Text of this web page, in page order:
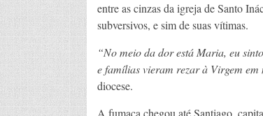
entre as cinzas da igreja de Santo
subversivos, e sim de suas vítimas.
“No meio da dor está Maria, eu
e famílias vieram rezar à Virgem em
diocese.
A fumaça chegou até Santiago,